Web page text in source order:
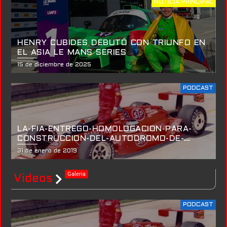
NOTICIA PRINCIPAL
HENRY CUBIDES DEBUTÓ CON TRIUNFO EN
EL ASIA LE MANS SERIES
15 de diciembre de 2025
PODCAST
LA-FIA-ENTREGO-HOMOLOGACION-PARA-
CONSTRUCCION-DEL-AUTODROMO-DE-
ANTIOQUIA
31 de enero de 2019
Videos Galeria
PODCAST